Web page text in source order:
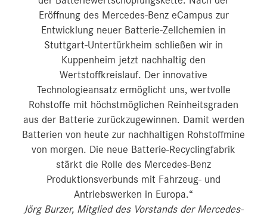
Eröffnung des Mercedes-Benz eCampus zur
Entwicklung neuer Batterie-Zellchemien in
Stuttgart-Untertürkheim schließen wir in
Kuppenheim jetzt nachhaltig den
Wertstoffkreislauf. Der innovative
Technologieansatz ermöglicht uns, wertvolle
Rohstoffe mit höchstmöglichen Reinheitsgraden
aus der Batterie zurückzugewinnen. Damit werden
Batterien von heute zur nachhaltigen Rohstoffmine
von morgen. Die neue Batterie-Recyclingfabrik
stärkt die Rolle des Mercedes-Benz
Produktionsverbunds mit Fahrzeug- und
Antriebswerken in Europa.“
Jörg Burzer, Mitglied des Vorstands der Mercedes-